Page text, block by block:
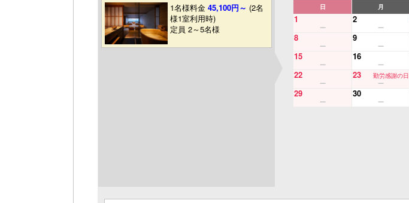
1名様料金45,100円～ (2名
様1室利用時)
定員 2～5名様
日 月
1 2
8
9
15
16
22
23 勤労感謝の日
29
30